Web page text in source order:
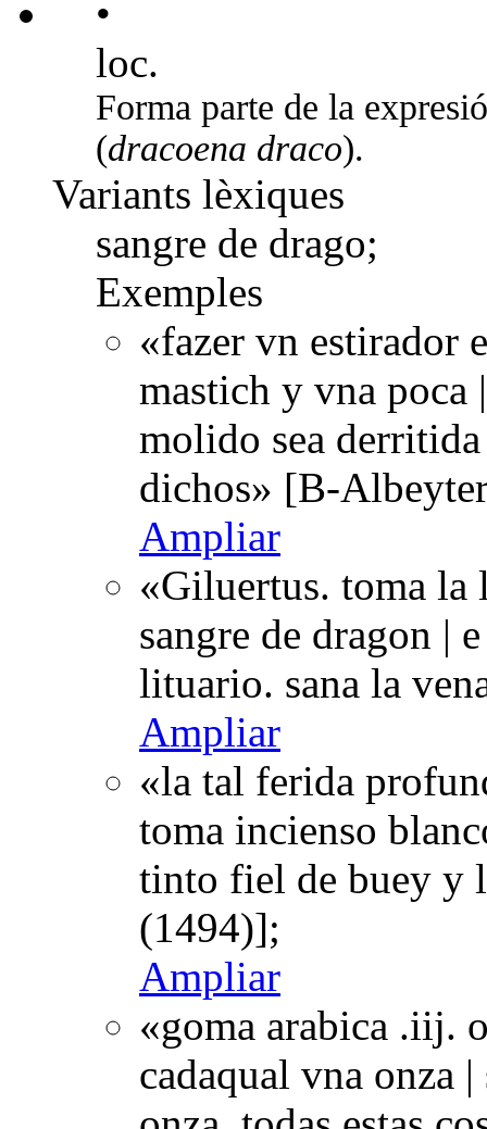
•
loc.
Forma parte de la
(dracoena draco).
Variants lèxiques
sangre de drago;
Exemples
«fazer vn estirador
mastich y vna poca
molido sea
dichos» [B-
Ampliar
«Giluertus. toma la
sangre de dragon |
lituario. sana la
Ampliar
«la tal ferida
toma incienso
tinto fiel de buey y
(1494)];
Ampliar
«goma arabica .iij.
cadaqual vna onza